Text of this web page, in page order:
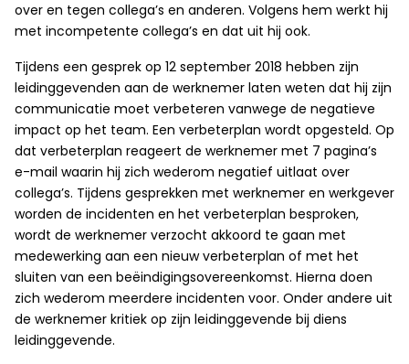
over en tegen collega’s en anderen. Volgens hem werkt hij
met incompetente collega’s en dat uit hij ook.
Tijdens een gesprek op 12 september 2018 hebben zijn
leidinggevenden aan de werknemer laten weten dat hij zijn
communicatie moet verbeteren vanwege de negatieve
impact op het team. Een verbeterplan wordt opgesteld. Op
dat verbeterplan reageert de werknemer met 7 pagina’s
e-mail waarin hij zich wederom negatief uitlaat over
collega’s. Tijdens gesprekken met werknemer en werkgever
worden de incidenten en het verbeterplan besproken,
wordt de werknemer verzocht akkoord te gaan met
medewerking aan een nieuw verbeterplan of met het
sluiten van een beëindigingsovereenkomst. Hierna doen
zich wederom meerdere incidenten voor. Onder andere uit
de werknemer kritiek op zijn leidinggevende bij diens
leidinggevende.